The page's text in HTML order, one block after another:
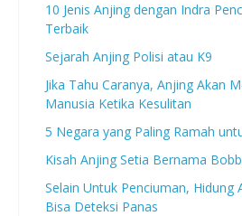
10 Jenis Anjing dengan Indra
Terbaik
Sejarah Anjing Polisi atau K9
Jika Tahu Caranya, Anjing Akan
Manusia Ketika Kesulitan
5 Negara yang Paling Ramah
Kisah Anjing Setia Bernama
Selain Untuk Penciuman, Hidung
Bisa Deteksi Panas